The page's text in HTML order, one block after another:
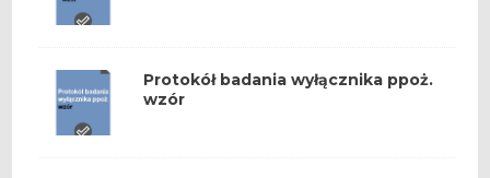
Protokół badania wyłącznika ppoż.
wzór